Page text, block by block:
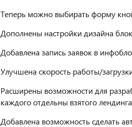
Теперь можно выбирать форму
Дополнены настройки дизайна
Добавлена запись заявок в
Улучшена скорость работы/
Расширены возможности для
каждого отдельны взятого
Добавлена возможность сделать